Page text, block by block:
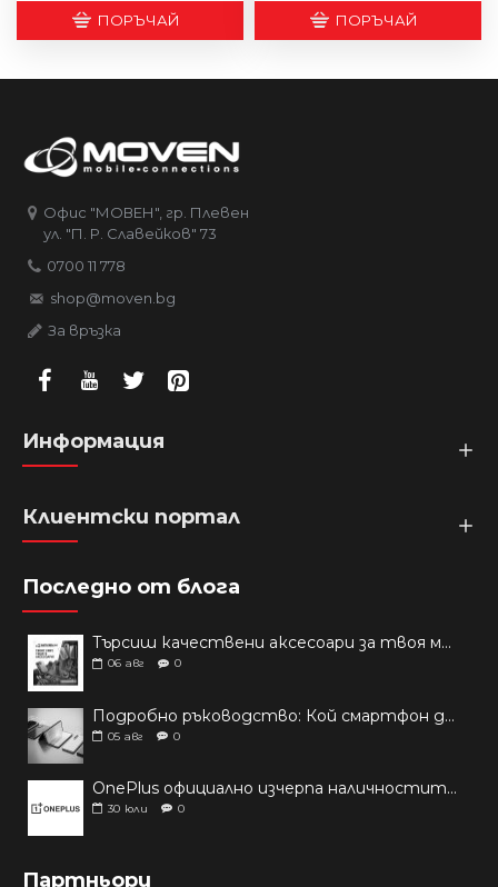
ПОРЪЧАЙ ПОРЪЧАЙ
Офис "МОВЕН", гр. Плевен
ул. "П. Р. Славейков" 73
0700 11 778
shop@moven.bg
За връзка
Информация
Клиентски портал
Последно от блога
Търсиш качествени аксесоари за твоя модел? Как правилно да защитим новия си смартфон: Ръководство за аксесоари през 2026 г.
06 авг 0
Подробно ръководство: Кой смартфон да купиш през 2026 г.?
05 авг 0
OnePlus официално изчерпа наличностите си от телефони на основни пазари
30 юли 0
Партньори